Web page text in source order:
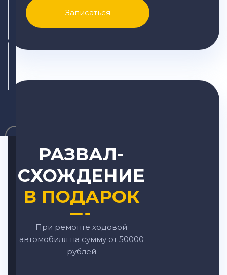
Записаться
РАЗВАЛ-
СХОЖДЕНИЕ
В ПОДАРОК
При ремонте ходовой
автомобиля на сумму от 50000
рублей